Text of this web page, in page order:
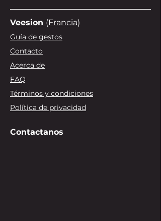
Veesion (Francia)
Guía de gestos
Contacto
Acerca de
FAQ
Términos y condiciones
Política de privacidad
Contactanos